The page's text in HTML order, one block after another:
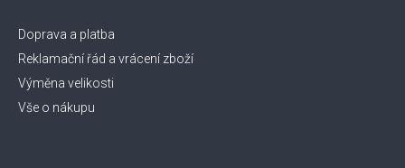
Doprava a platba
Reklamační řád a vrácení zboží
Výměna velikosti
Vše o nákupu